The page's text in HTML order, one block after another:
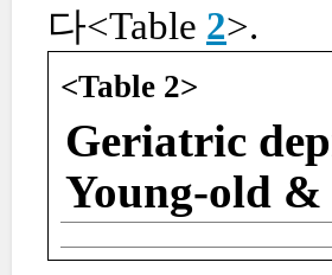
다<Table 2>.
<Table 2>
Geriatric
Young-old